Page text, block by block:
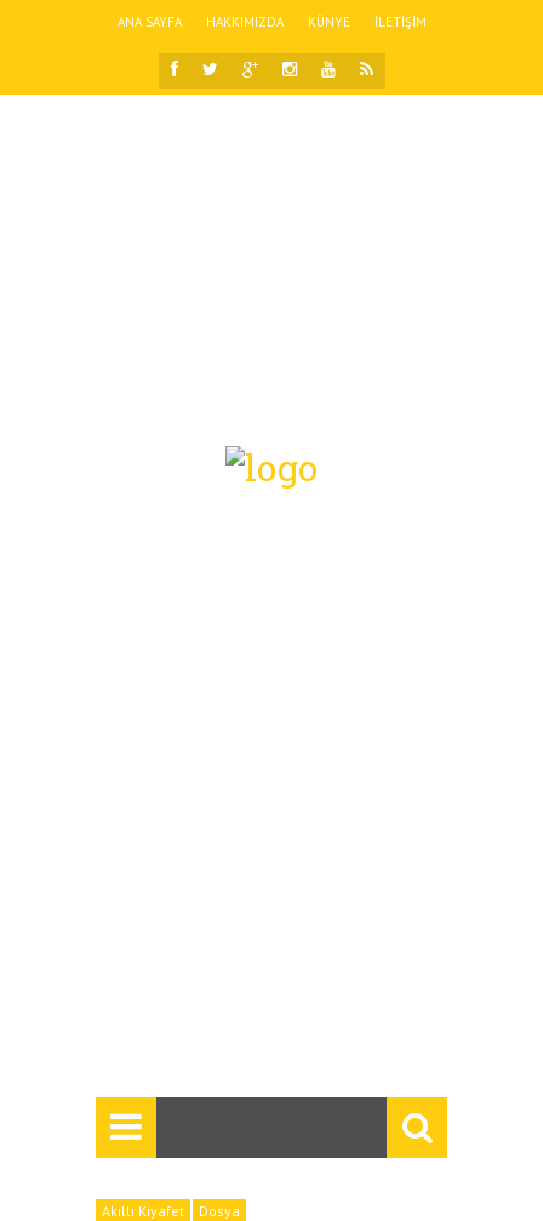
ANA SAYFA HAKKIMIZDA KÜNYE İLETIŞIM
Akıllı Kıyafet Dosya